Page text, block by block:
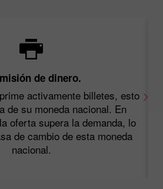
de dinero.
activamente billetes, esto
de su moneda nacional. En
oferta supera la demanda, lo
de cambio de esta moneda
nacional.